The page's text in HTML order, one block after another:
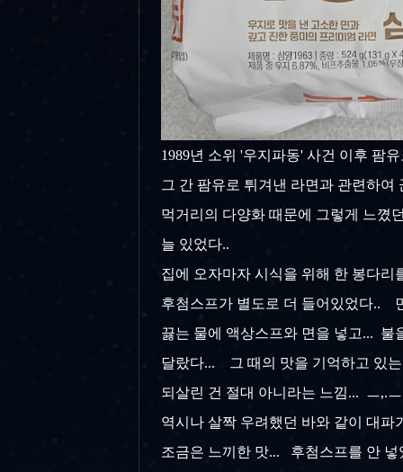
1989년 소위 '우지파동' 사건 이후 팜
그 간 팜유로 튀겨낸 라면과 관련하
먹거리의 다양화 때문에 그렇게 느꼈
늘 있었다..
집에 오자마자 시식을 위해 한 봉다
후첨스프가 별도로 더 들어있었다..
끓는 물에 액상스프와 면을 넣고...
달랐다... 그 때의 맛을 기억하고 있
되살린 건 절대 아니라는 느낌... ㅡ,.
역시나 살짝 우려했던 바와 같이 대
조금은 느끼한 맛... 후첨스프를 안 넣